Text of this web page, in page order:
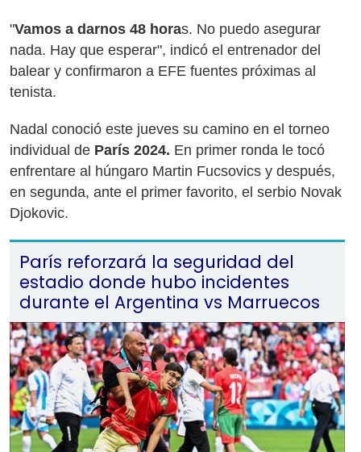
"Vamos a darnos 48 horas. No puedo asegurar
nada. Hay que esperar", indicó el entrenador del
balear y confirmaron a EFE fuentes próximas al
tenista.
Nadal conoció este jueves su camino en el torneo
individual de París 2024. En primer ronda le tocó
enfrentare al húngaro Martin Fucsovics y después,
en segunda, ante el primer favorito, el serbio Novak
Djokovic.
París reforzará la seguridad del
estadio donde hubo incidentes
durante el Argentina vs Marruecos